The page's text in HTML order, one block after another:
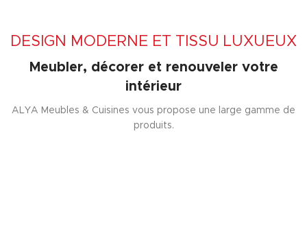
DESIGN MODERNE ET TISSU LUXUEUX
Meubler, décorer et renouveler votre
intérieur
ALYA Meubles & Cuisines vous propose une large gamme de
produits.